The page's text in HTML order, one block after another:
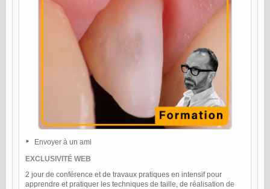
Envoyer à un ami
EXCLUSIVITÉ WEB
2 jour de conférence et de travaux pratiques en intensif pour
apprendre et pratiquer les techniques de taille, de réalisation de